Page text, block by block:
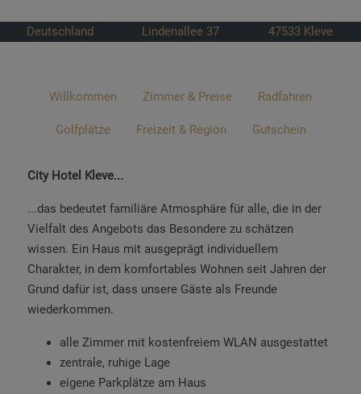
Deutschland Lindenallee 37 47533 Kleve
Willkommen Zimmer & Preise Radfahren
Golfplätze Freizeit & Region Gutschein
City Hotel Kleve...
...das bedeutet familiäre Atmosphäre für alle, die in der
Vielfalt des Angebots das Besondere zu schätzen
wissen. Ein Haus mit ausgeprägt individuellem
Charakter, in dem komfortables Wohnen seit Jahren der
Grund dafür ist, dass unsere Gäste als Freunde
wiederkommen.
alle Zimmer mit kostenfreiem WLAN ausgestattet
zentrale, ruhige Lage
eigene Parkplätze am Haus